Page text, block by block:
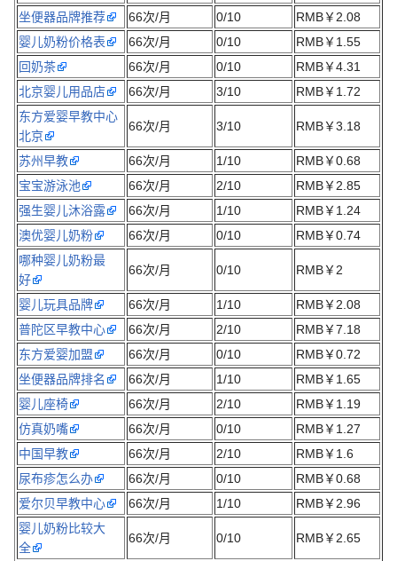
坐便器品牌推荐
66次/月 0/10
RMB￥2.08
婴儿奶粉价格表
66次/月 0/10
RMB￥1.55
回奶茶
66次/月 0/10
RMB￥4.31
北京婴儿用品店
66次/月 3/10
RMB￥1.72
东方爱婴早教中心
北京
66次/月 3/10 RMB￥3.18
苏州早教 66次/月 1/10
RMB￥0.68
宝宝游泳池
66次/月 2/10
RMB￥2.85
强生婴儿沐浴露
66次/月 1/10
RMB￥1.24
澳优婴儿奶粉
66次/月 0/10
RMB￥0.74
哪种婴儿奶粉最
好
66次/月 0/10 RMB￥2
婴儿玩具品牌 66次/月 1/10
RMB￥2.08
普陀区早教中心
66次/月 2/10
RMB￥7.18
东方爱婴加盟
66次/月 0/10
RMB￥0.72
坐便器品牌排名
66次/月 1/10
RMB￥1.65
婴儿座椅
66次/月 2/10
RMB￥1.19
仿真奶嘴
66次/月 0/10
RMB￥1.27
中国早教
66次/月 2/10
RMB￥1.6
尿布疹怎么办
66次/月 0/10
RMB￥0.68
爱尔贝早教中心
66次/月 1/10
RMB￥2.96
婴儿奶粉比较大
全
66次/月 0/10 RMB￥2.65